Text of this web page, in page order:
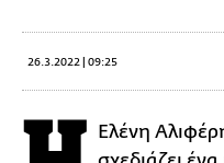
26.3.2022 | 09:25
Ελένη